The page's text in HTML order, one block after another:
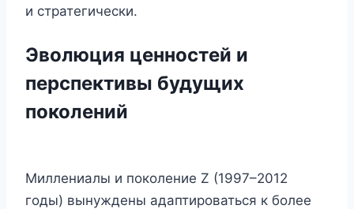
и стратегически.
Эволюция ценностей и
перспективы будущих
поколений
Миллениалы и поколение Z (1997–2012
годы) вынуждены адаптироваться к более